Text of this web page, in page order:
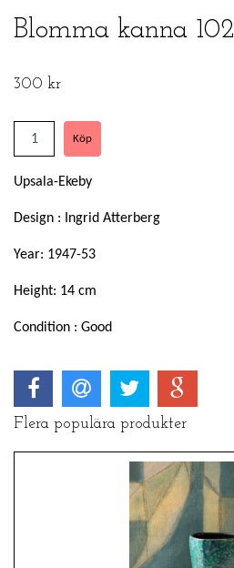
Blomma kanna 102
300 kr
Upsala-Ekeby
Design : Ingrid Atterberg
Year: 1947-53
Height: 14 cm
Condition : Good
Flera populära produkter